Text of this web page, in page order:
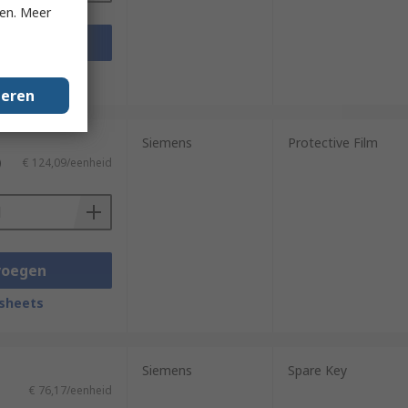
€ 124,09/eenheid
Siemens Protective Film
€ 76,17/eenheid
Siemens Spare Key
Meer